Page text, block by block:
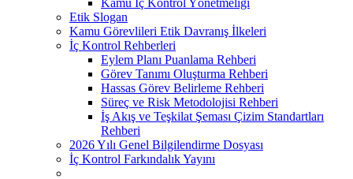
Etik Slogan
Kamu Görevlileri Etik Davranış İlkeleri
İç Kontrol Rehberleri
Eylem Planı Puanlama Rehberi
Görev Tanımı Oluşturma Rehberi
Hassas Görev Belirleme Rehberi
Süreç ve Risk Metodolojisi Rehberi
İş Akış ve Teşkilat Şeması Çizim Standartları
Rehberi
2026 Yılı Genel Bilgilendirme Dosyası
İç Kontrol Farkındalık Yayını